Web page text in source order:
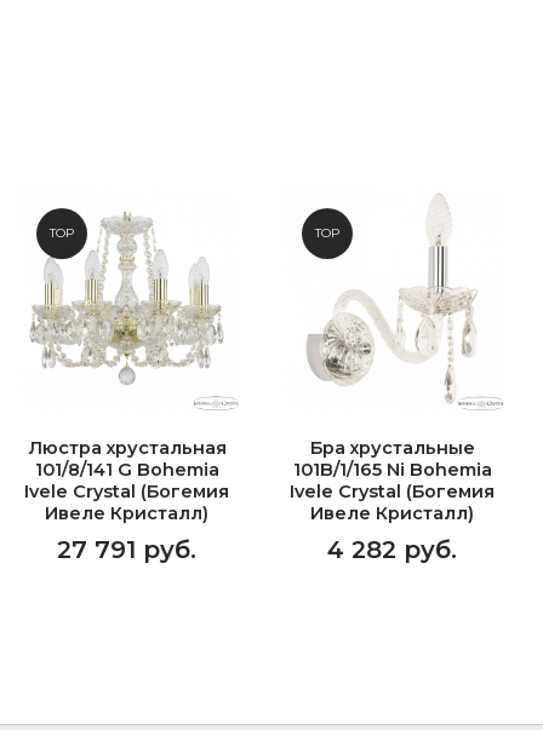
TOP
Люстра хрустальная
101/8/141 G Bohemia
Ivele Crystal (Богемия
Ивеле Кристалл)
27 791 руб.
TOP
Бра хрустальные
101B/1/165 Ni Bohemia
Ivele Crystal (Богемия
Ивеле Кристалл)
4 282 руб.